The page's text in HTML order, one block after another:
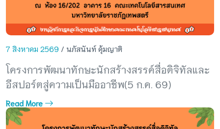
7 สิงหาคม 2569 / นภัสนันท์ คุ้มญาติ
โครงการพัฒนาทักษะนักสร้างสรรค์สื่อดิจิทัลและ
อีสปอร์ตสู่ความเป็นมืออาชีพ(5 ก.ค. 69)
Read More